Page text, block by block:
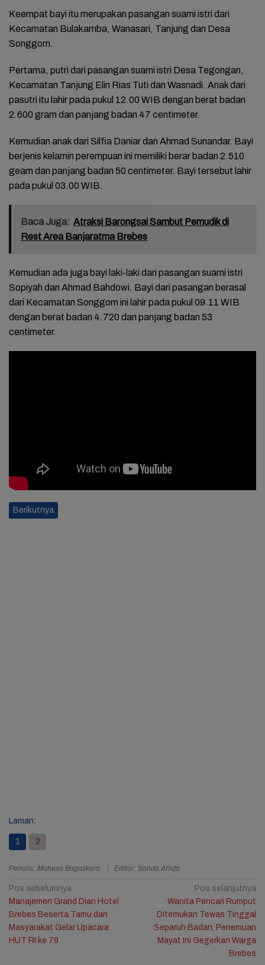
Keempat bayi itu merupakan pasangan suami istri dari
Kecamatan Bulakamba, Wanasari, Tanjung dan Desa
Songgom.
Pertama, putri dari pasangan suami istri Desa Tegongan,
Kecamatan Tanjung Elin Rias Tuti dan Wasnadi. Anak dari
pasutri itu lahir pada pukul 12.00 WIB dengan berat badan
2.600 gram dan panjang badan 47 centimeter.
Kemudian anak dari Silfia Daniar dan Ahmad Sunandar. Bayi
berjenis kelamin perempuan ini memiliki berar badan 2.510
geam dan panjang badan 50 centimeter. Bayi tersebut lahir
pada pukul 03.00 WIB.
Baca Juga: Atraksi Barongsai Sambut Pemudik di
Rest Area Banjaratma Brebes
Kemudian ada juga bayi laki-laki dari pasangan suami istri
Sopiyah dan Ahmad Bahdowi. Bayi dari pasangan berasal
dari Kecamatan Songgom ini lahir pada pukul 09.11 WIB
dengan berat badan 4.720 dan panjang badan 53
centimeter.
Berikutnya
Laman:
1 2
Penulis: Mahesa Bagaskara Editor: Sahda Athifa
Navigasi
pos
Pos sebelumnya
Manajemen Grand Dian Hotel
Brebes Beserta Tamu dan
Masyarakat Gelar Upacara
HUT RI ke 79
Pos selanjutnya
Wanita Pencari Rumput
Ditemukan Tewas Tinggal
Separuh Badan, Penemuan
Mayat Ini Gegerkan Warga
Brebes